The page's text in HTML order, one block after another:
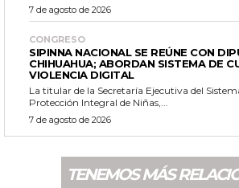
7 de agosto de 2026
CONGRESO
SIPINNA NACIONAL SE REÚNE CON
CHIHUAHUA; ABORDAN SISTEMA DE
VIOLENCIA DIGITAL
La titular de la Secretaría Ejecutiva del
Protección Integral de Niñas,...
7 de agosto de 2026
TENEMOS MÁS